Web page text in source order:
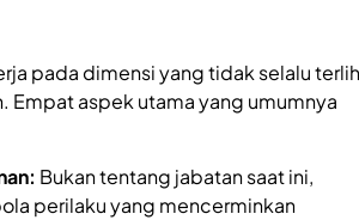
pada dimensi yang tidak selalu
Empat aspek utama yang umumnya
Bukan tentang jabatan saat ini,
perilaku yang mencerminkan